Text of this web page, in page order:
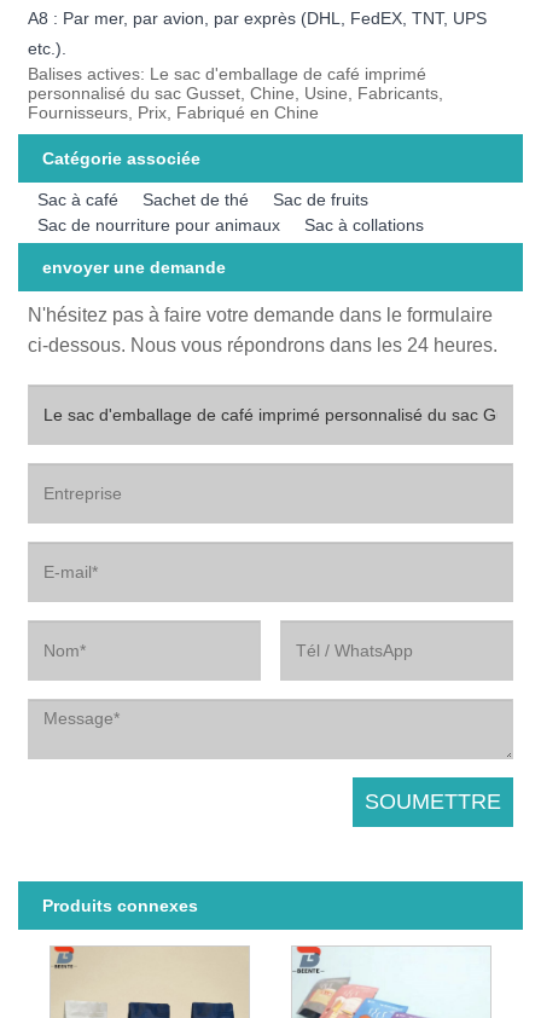
A8 : Par mer, par avion, par exprès (DHL, FedEX, TNT, UPS
etc.).
Balises actives: Le sac d'emballage de café imprimé
personnalisé du sac Gusset, Chine, Usine, Fabricants,
Fournisseurs, Prix, Fabriqué en Chine
Catégorie associée
Sac à café Sachet de thé
Sac de fruits
Sac de nourriture pour animaux
Sac à collations
envoyer une demande
N'hésitez pas à faire votre demande dans le formulaire
ci-dessous. Nous vous répondrons dans les 24 heures.
Produits connexes